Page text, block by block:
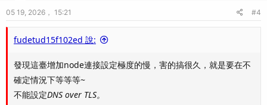
05 19, 2026， 15:21 #4
fudetud15f102ed 說:
發現這臺增加node連接設定極度的慢，害的搞很久，就是要在不
確定情況下等等等~
不能設定DNS over TLS。